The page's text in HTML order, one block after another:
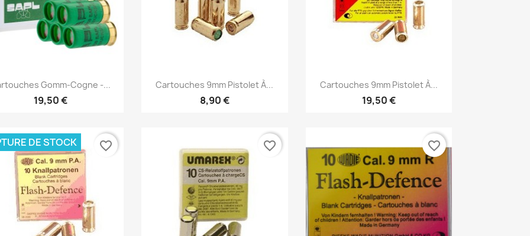
Aperçu rapide
Gomm-Cogne -...
19,50 €
Aperçu rapide
Cartouches 9mm Pistolet À...
8,90 €
Aperçu rapide
Cartouches 9mm Pistolet À...
19,50 €
DE STOCK favorite_border favorite_border favorite_border